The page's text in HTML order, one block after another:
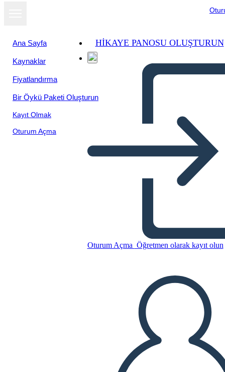
Ana Sayfa
Kaynaklar
Fiyatlandırma
Bir Öykü Paketi Oluşturun
Kayıt Olmak
Oturum Açma
HIKAYE PANOSU OLUŞTURUN
Oturum Açma Öğretmen olarak kayıt olun
Autentico "
BİR HİKAYE PANOSU OLUŞTUR
SLAYT GÖSTERİSİNİ OYNAT
BENİ OKU
Slayt gösterisi
olarak
görüntüle